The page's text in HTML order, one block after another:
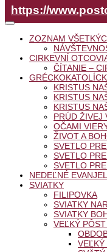
https://
ZOZNAM
CIRKEVNÍ
ČÍTANIE –
KRISTUS
KRISTUS
KRISTUS
PRÚD ŽIVEJ
OČAMI
ŽIVOT A
SVETLO
SVETLO
SVETLO
NEDEĽNÉ
SVIATKY
FILIPOVKA
SVIATKY
SVIATKY
VEĽKÝ
VEĽKÝ